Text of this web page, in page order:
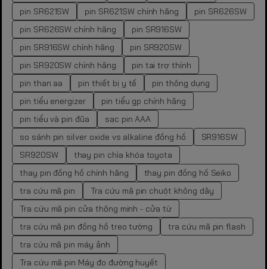
pin SR621SW
pin SR621SW chính hãng
pin SR626SW
pin SR626SW chính hãng
pin SR916SW
pin SR916SW chính hãng
pin SR920SW
pin SR920SW chính hãng
pin tai trợ thính
pin than aa
pin thiết bị y tế
pin thông dụng
pin tiểu energizer
pin tiểu gp chính hãng
pin tiểu và pin đũa
sạc pin AAA
so sánh pin silver oxide vs alkaline đồng hồ
SR916SW
SR920SW
thay pin chìa khóa toyota
thay pin đồng hồ chính hãng
thay pin đồng hồ Seiko
tra cứu mã pin
Tra cứu mã pin chuột không dây
Tra cứu mã pin cửa thông minh - cửa từ
tra cứu mã pin đồng hồ treo tường
tra cứu mã pin flash
tra cứu mã pin máy ảnh
Tra cứu mã pin Máy đo đường huyết